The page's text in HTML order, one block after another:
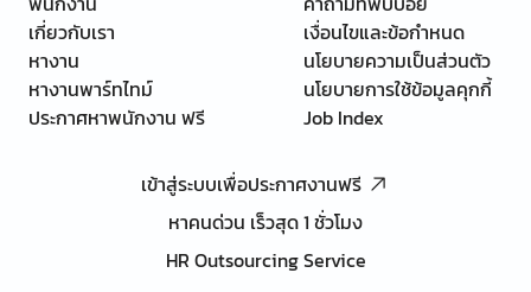
เกี่ยวกับเรา
หางาน
หางานพาร์ทไทม์
ประกาศหาพนักงาน ฟรี
เงื่อนไขและข้อกำหนด
นโยบายความเป็นส่วนตัว
นโยบายการใช้ข้อมูลคุกกี้
Job Index
เข้าสู่ระบบเพื่อประกาศงานฟรี
หาคนด่วน เร็วสุด 1 ชั่วโมง
HR Outsourcing Service